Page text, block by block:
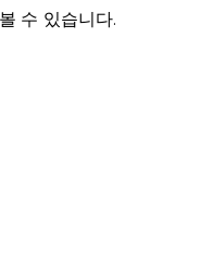
수 있습니다.